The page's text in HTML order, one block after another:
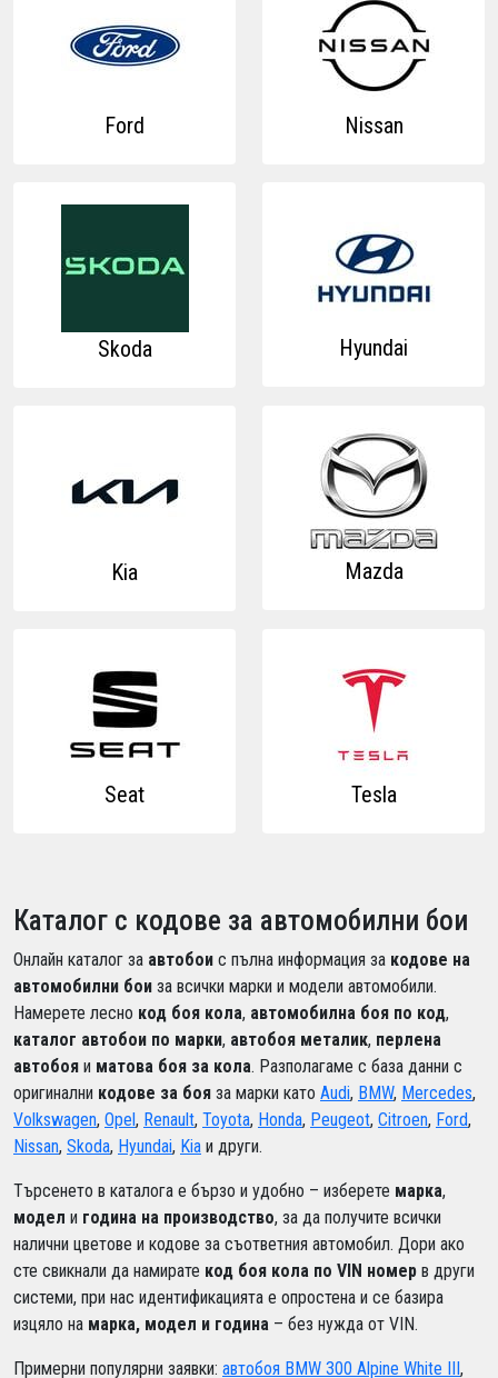
Ford Nissan
Skoda Hyundai
Kia Mazda
Seat Tesla
Каталог с кодове за автомобилни бои
Онлайн каталог за автобои с пълна информация за кодове на
автомобилни бои за всички марки и модели автомобили.
Намерете лесно код боя кола, автомобилна боя по код,
каталог автобои по марки, автобоя металик, перлена
автобоя и матова боя за кола. Разполагаме с база данни с
оригинални кодове за боя за марки като Audi, BMW, Mercedes,
Volkswagen, Opel, Renault, Toyota, Honda, Peugeot, Citroen, Ford,
Nissan, Skoda, Hyundai, Kia и други.
Търсенето в каталога е бързо и удобно – изберете марка,
модел и година на производство, за да получите всички
налични цветове и кодове за съответния автомобил. Дори ако
сте свикнали да намирате код боя кола по VIN номер в други
системи, при нас идентификацията е опростена и се базира
изцяло на марка, модел и година – без нужда от VIN.
Примерни популярни заявки: автобоя BMW 300 Alpine White III,